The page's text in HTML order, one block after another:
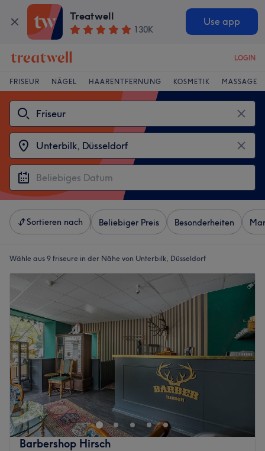
Treatwell
130K
Use app
LOGIN
FRISEUR NÄGEL HAARENTFERNUNG KOSMETIK MASSAGE
Sortieren nach Beliebiger Preis Besonderheiten
Wähle aus 9 friseure in der Nähe von Unterbilk, Düsseldorf
Barbershop Hirsch